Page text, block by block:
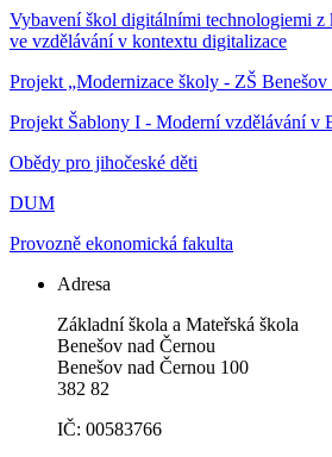
Vybavení škol digitálními technologiemi z
ve vzdělávání v kontextu digitalizace
Projekt „Modernizace školy - ZŠ Benešov
Projekt Šablony I - Moderní vzdělávání v
Obědy pro jihočeské děti
DUM
Provozně ekonomická fakulta
Adresa
Základní škola a Mateřská škola
Benešov nad Černou
Benešov nad Černou 100
382 82
IČ: 00583766